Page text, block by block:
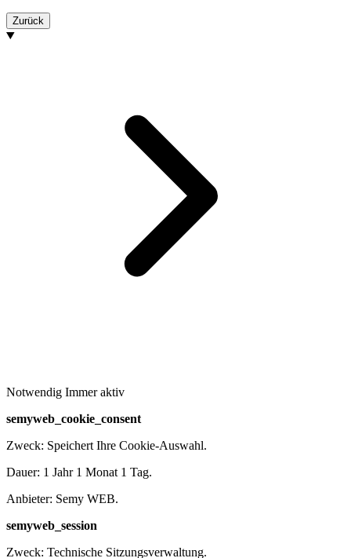
Zurück
Notwendig Immer aktiv
semyweb_cookie_consent
Zweck: Speichert Ihre Cookie-Auswahl.
Dauer: 1 Jahr 1 Monat 1 Tag.
Anbieter: Semy WEB.
semyweb_session
Zweck: Technische Sitzungsverwaltung.